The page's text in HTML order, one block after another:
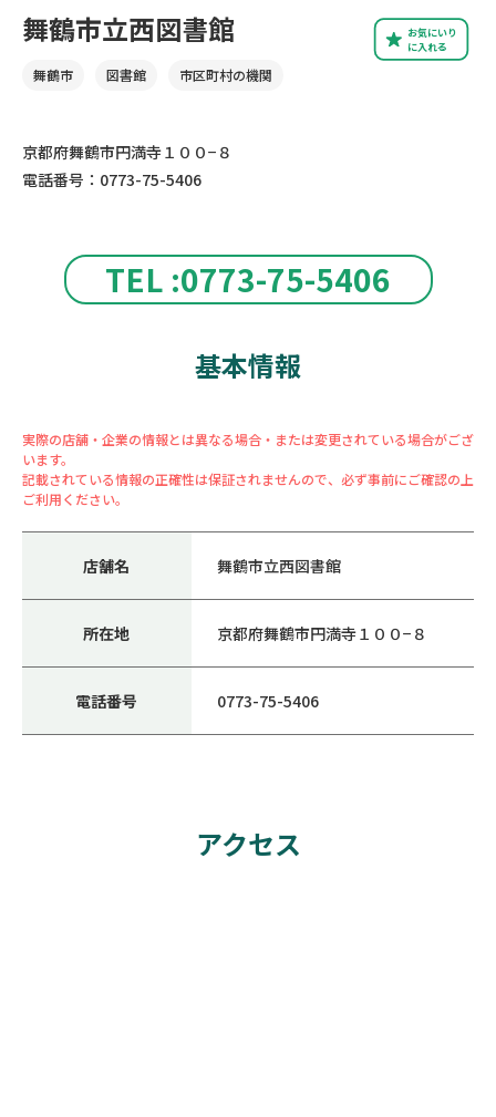
TEL :0773-75-5406
お気にいり
に入れる
舞鶴市立西図書館
舞鶴市 図書館 市区町村の機関
京都府舞鶴市円満寺１００−８
電話番号：0773-75-5406
基本情報
実際の店舗・企業の情報とは異なる場合・または変更されている場合がござ
います。
記載されている情報の正確性は保証されませんので、必ず事前にご確認の上
ご利用ください。
店舗名 舞鶴市立西図書館
所在地 京都府舞鶴市円満寺１００−８
電話番号 0773-75-5406
アクセス